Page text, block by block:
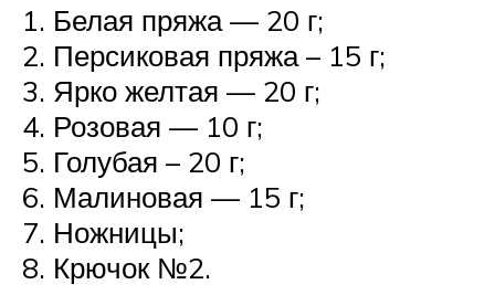
Белая пряжа — 20 г;
Персиковая пряжа – 15 г;
Ярко желтая — 20 г;
Розовая — 10 г;
Голубая – 20 г;
Малиновая — 15 г;
Ножницы;
Крючок №2.